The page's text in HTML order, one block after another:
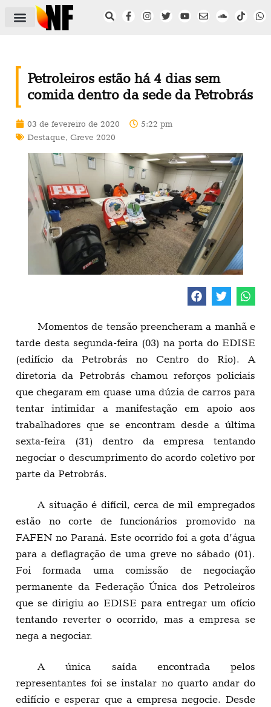
Petroleiros estão há 4 dias sem
comida dentro da sede da Petrobrás
03 de fevereiro de 2020
5:22 pm
Destaque, Greve 2020
Momentos de tensão preencheram a manhã e
tarde desta segunda-feira (03) na porta do EDISE
(edifício da Petrobrás no Centro do Rio). A
diretoria da Petrobrás chamou reforços policiais
que chegaram em quase uma dúzia de carros para
tentar intimidar a manifestação em apoio aos
trabalhadores que se encontram desde a última
sexta-feira (31) dentro da empresa tentando
negociar o descumprimento do acordo coletivo por
parte da Petrobrás.
A situação é difícil, cerca de mil empregados
estão no corte de funcionários promovido na
FAFEN no Paraná. Este ocorrido foi a gota d’água
para a deflagração de uma greve no sábado (01).
Foi formada uma comissão de negociação
permanente da Federação Única dos Petroleiros
que se dirigiu ao EDISE para entregar um ofício
tentando reverter o ocorrido, mas a empresa se
nega a negociar.
A única saída encontrada pelos
representantes foi se instalar no quarto andar do
edifício e esperar que a empresa negocie. Desde